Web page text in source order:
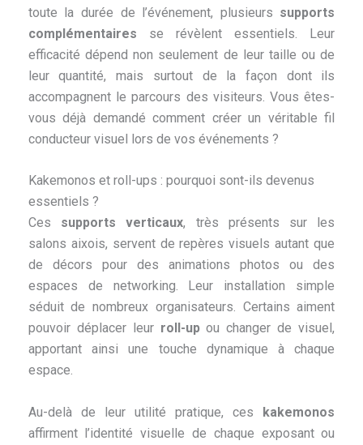
toute la durée de l’événement, plusieurs supports
complémentaires se révèlent essentiels. Leur
efficacité dépend non seulement de leur taille ou de
leur quantité, mais surtout de la façon dont ils
accompagnent le parcours des visiteurs. Vous êtes-
vous déjà demandé comment créer un véritable fil
conducteur visuel lors de vos événements ?
Kakemonos et roll-ups : pourquoi sont-ils devenus
essentiels ?
Ces supports verticaux, très présents sur les
salons aixois, servent de repères visuels autant que
de décors pour des animations photos ou des
espaces de networking. Leur installation simple
séduit de nombreux organisateurs. Certains aiment
pouvoir déplacer leur roll-upou changer de visuel,
apportant ainsi une touche dynamique à chaque
espace.
Au-delà de leur utilité pratique, ces kakemonos
affirment l’identité visuelle de chaque exposant ou